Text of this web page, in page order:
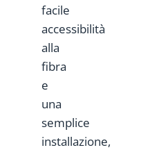
facile
accessibilità
alla
fibra
e
una
semplice
installazione,